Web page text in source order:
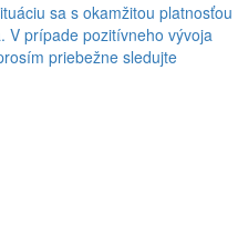
sa s okamžitou platnosťou
V prípade pozitívneho vývoja
priebežne sledujte